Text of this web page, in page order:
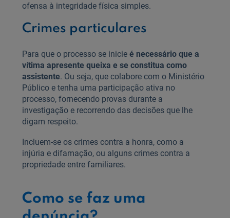
ofensa à integridade física simples.
Crimes particulares
Para que o processo se inicie é necessário que a
vítima apresente queixa e se constitua como
assistente. Ou seja, que colabore com o Ministério
Público e tenha uma participação ativa no
processo, fornecendo provas durante a
investigação e recorrendo das decisões que lhe
digam respeito.
Incluem-se os crimes contra a honra, como a
injúria e difamação, ou alguns crimes contra a
propriedade entre familiares.
Como se faz uma